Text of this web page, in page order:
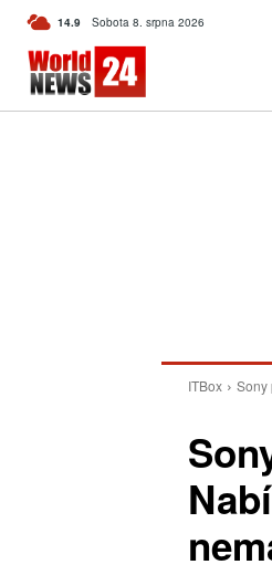
14.9 C Czech
Sobota 8. srpna 2026
ITBox Sony